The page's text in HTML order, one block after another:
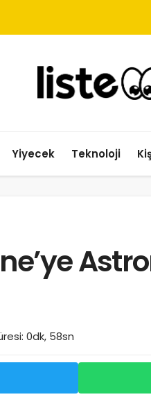
Yiyecek Teknoloji
0dk, 58sn